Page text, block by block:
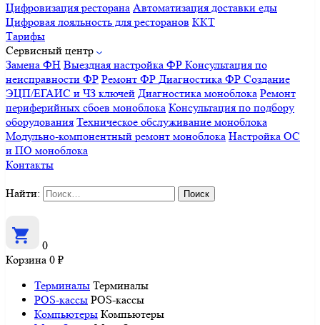
Цифровизация ресторана Автоматизация доставки еды
Цифровая лояльность для ресторанов ККТ
Тарифы
Сервисный центр
Замена ФН Выездная настройка ФР Консультация по
неисправности ФР Ремонт ФР Диагностика ФР Создание
ЭЦП/ЕГАИС и ЧЗ ключей Диагностика моноблока Ремонт
периферийных сбоев моноблока Консультация по подбору
оборудования Техническое обслуживание моноблока
Модульно-компонентный ремонт моноблока Настройка ОС
и ПО моноблока
Контакты
Найти:
0
Корзина 0 ₽
Терминалы Терминалы
POS-кассы POS-кассы
Компьютеры Компьютеры